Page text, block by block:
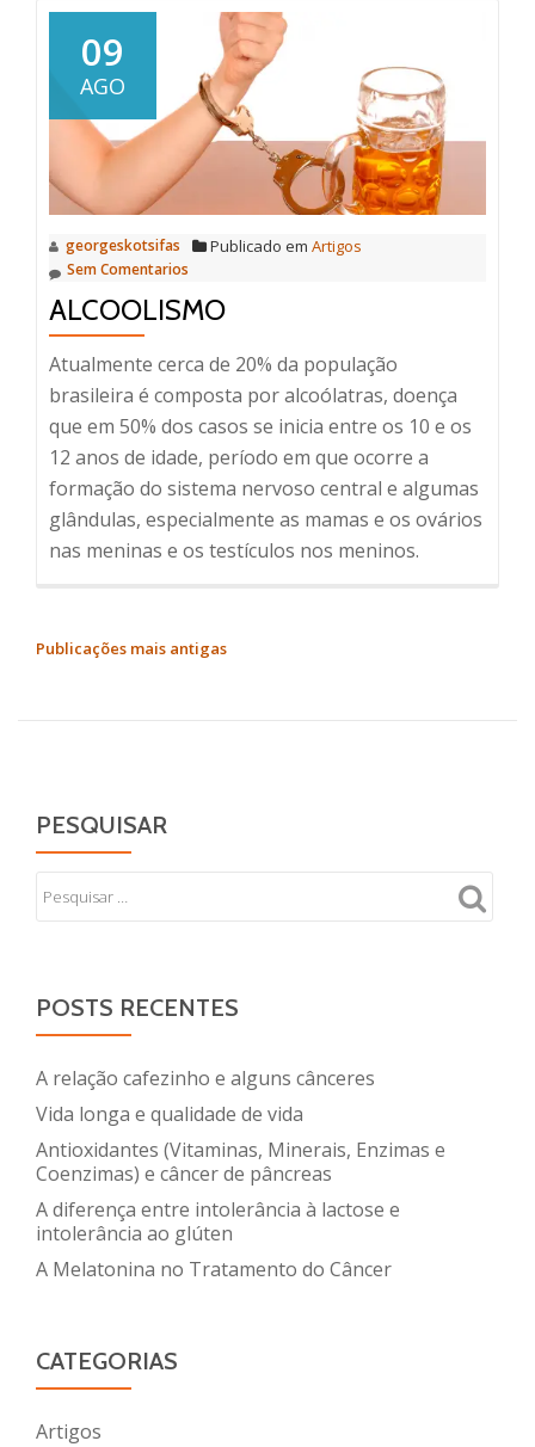
a
noite
e
o
câncer
09
AGO
georgeskotsifas Publicado em Artigos
Sem Comentarios
ALCOOLISMO
Atualmente cerca de 20% da população
brasileira é composta por alcoólatras, doença
que em 50% dos casos se inicia entre os 10 e os
12 anos de idade, período em que ocorre a
formação do sistema nervoso central e algumas
glândulas, especialmente as mamas e os ovários
nas meninas e os testículos nos meninos.
NAVEGAÇÃO
Publicações mais antigas
PESQUISAR
POSTS RECENTES
A relação cafezinho e alguns cânceres
Vida longa e qualidade de vida
Antioxidantes (Vitaminas, Minerais, Enzimas e
Coenzimas) e câncer de pâncreas
A diferença entre intolerância à lactose e
intolerância ao glúten
A Melatonina no Tratamento do Câncer
CATEGORIAS
Artigos